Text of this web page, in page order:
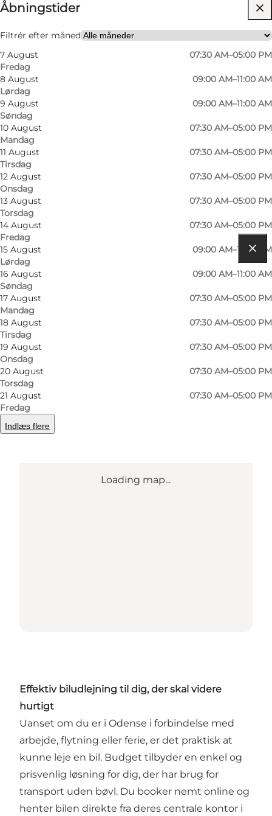
Åbningstider
Filtrér efter måned
7 August
Fredag
07:30 AM–05:00 PM
8 August
Lørdag
09:00 AM–11:00 AM
9 August
Søndag
09:00 AM–11:00 AM
10 August
Mandag
07:30 AM–05:00 PM
11 August
Tirsdag
07:30 AM–05:00 PM
12 August
Onsdag
07:30 AM–05:00 PM
13 August
Torsdag
07:30 AM–05:00 PM
14 August
Fredag
07:30 AM–05:00 PM
15 August
Lørdag
09:00 AM–11:00 AM
16 August
Søndag
09:00 AM–11:00 AM
17 August
Mandag
07:30 AM–05:00 PM
18 August
Tirsdag
07:30 AM–05:00 PM
19 August
Onsdag
07:30 AM–05:00 PM
20 August
Torsdag
07:30 AM–05:00 PM
21 August
Fredag
07:30 AM–05:00 PM
Indlæs flere
Besøg hjemmeside
Min virksomhed, Mig selv, Min partner, Venner
Læs mere
Loading map...
Effektiv biludlejning til dig, der skal videre
hurtigt
Uanset om du er i Odense i forbindelse med
arbejde, flytning eller ferie, er det praktisk at
kunne leje en bil. Budget tilbyder en enkel og
prisvenlig løsning for dig, der har brug for
transport uden bøvl. Du booker nemt online og
henter bilen direkte fra deres centrale kontor i